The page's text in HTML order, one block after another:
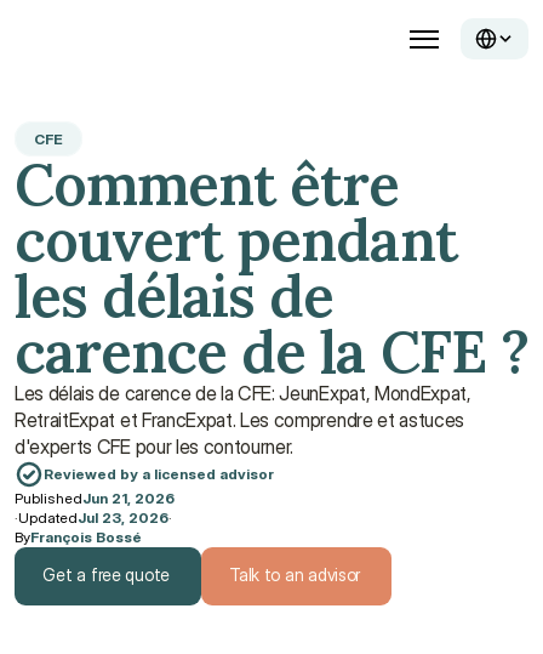
CFE
Comment être
couvert pendant
les délais de
carence de la CFE ?
Les délais de carence de la CFE: JeunExpat, MondExpat,
RetraitExpat et FrancExpat. Les comprendre et astuces
d'experts CFE pour les contourner.
Reviewed by a licensed advisor
PublishedJun 21, 2026
·UpdatedJul 23, 2026·
ByFrançois Bossé
Get a free quote Talk to an advisor